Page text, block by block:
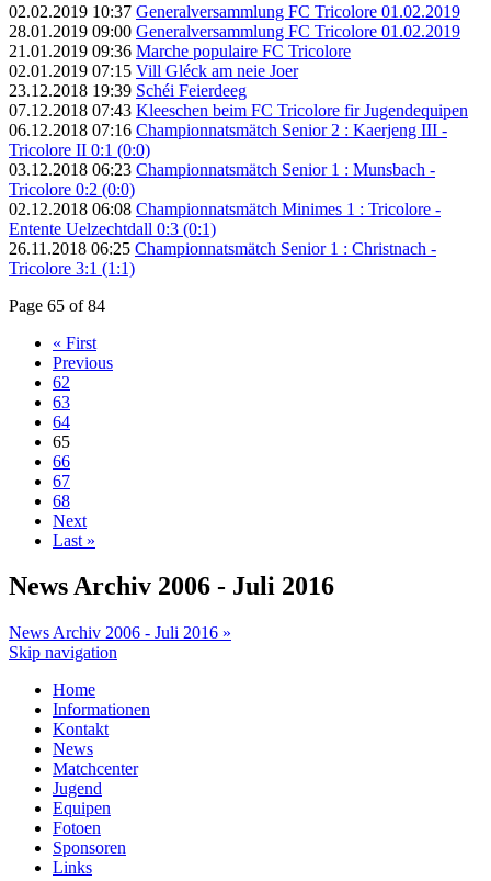
02.02.2019 10:37 Generalversammlung FC Tricolore 01.02.2019
28.01.2019 09:00 Generalversammlung FC Tricolore 01.02.2019
21.01.2019 09:36 Marche populaire FC Tricolore
02.01.2019 07:15 Vill Gléck am neie Joer
23.12.2018 19:39 Schéi Feierdeeg
07.12.2018 07:43 Kleeschen beim FC Tricolore fir Jugendequipen
06.12.2018 07:16 Championnatsmätch Senior 2 : Kaerjeng III -
Tricolore II 0:1 (0:0)
03.12.2018 06:23 Championnatsmätch Senior 1 : Munsbach -
Tricolore 0:2 (0:0)
02.12.2018 06:08 Championnatsmätch Minimes 1 : Tricolore -
Entente Uelzechtdall 0:3 (0:1)
26.11.2018 06:25 Championnatsmätch Senior 1 : Christnach -
Tricolore 3:1 (1:1)
Page 65 of 84
« First
Previous
62
63
64
65
66
67
68
Next
Last »
News Archiv 2006 - Juli 2016
News Archiv 2006 - Juli 2016 »
Skip navigation
Home
Informationen
Kontakt
News
Matchcenter
Jugend
Equipen
Fotoen
Sponsoren
Links